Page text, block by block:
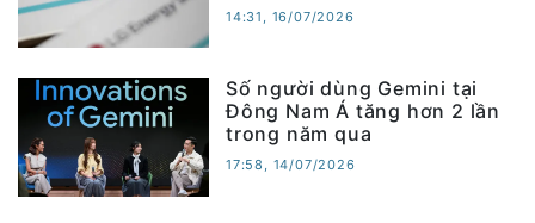
14:31, 16/07/2026
Số người dùng Gemini tại
Đông Nam Á tăng hơn 2 lần
trong năm qua
17:58, 14/07/2026